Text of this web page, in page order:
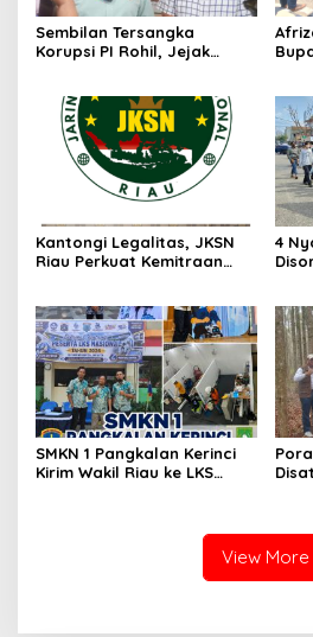
Sembilan Tersangka
Korupsi PI Rohil, Jejak
Kantongi Legalitas, JKSN
Riau Perkuat Kemitraan
4
SMKN 1 Pangkalan Kerinci
Kirim Wakil Riau ke LKS
View More